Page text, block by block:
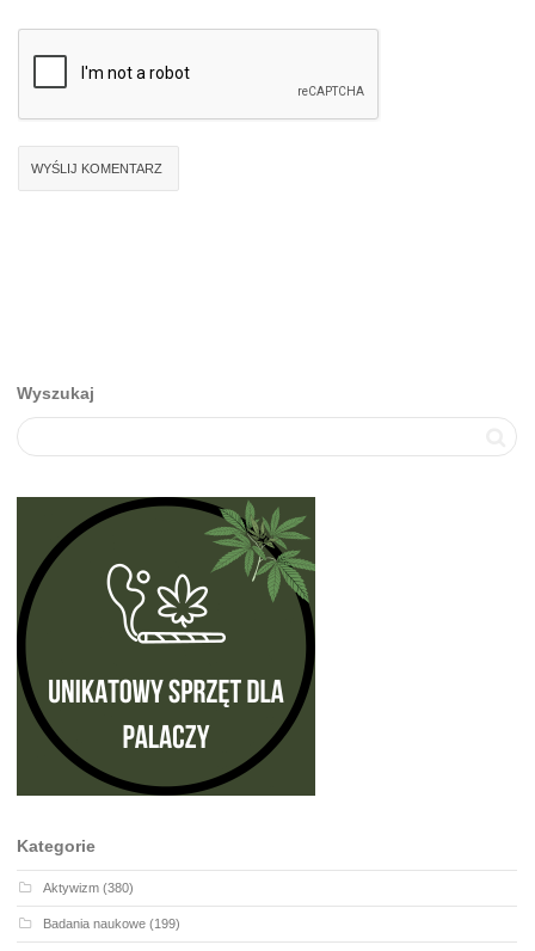
Wyszukaj
Kategorie
Aktywizm (380)
Badania naukowe (199)